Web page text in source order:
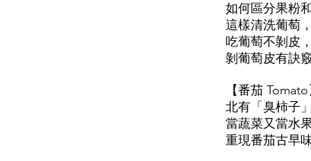
如何區分果粉
這樣清洗葡萄
吃葡萄不剝皮
剝葡萄皮有訣
【番茄
北有「臭柿子
當蔬菜又當水
重現番茄古早